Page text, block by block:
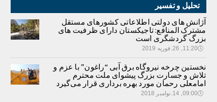
تحلیل و تفسیر
آژانش های دولتی اطلاعاتی کشورهای مستقل
مشترک المنافع: تاجیکستان دارای ظرفیت های
بزرگ گردشگری است
🕔11:20, 26.فوریه 2019
نخستین چرخه نیروگاه برق آبی “راغون” با عزم و
تلاش و جسارت بزرگ پیشوای ملت محترم
امامعلی رحمان مورد بهره برداری قرار می‌گیرد
🕔09:00, 14.نوامبر 2018